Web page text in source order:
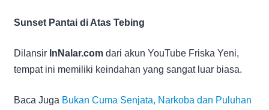
Sunset Pantai di Atas Tebing
Dilansir InNalar.com dari akun YouTube Friska Yeni,
tempat ini memiliki keindahan yang sangat luar biasa.
Baca Juga Bukan Cuma Senjata, Narkoba dan Puluhan